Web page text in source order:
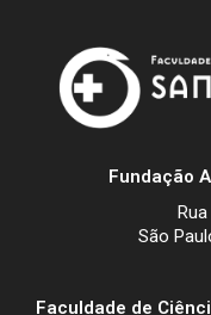
Fundação
São
Faculdade de